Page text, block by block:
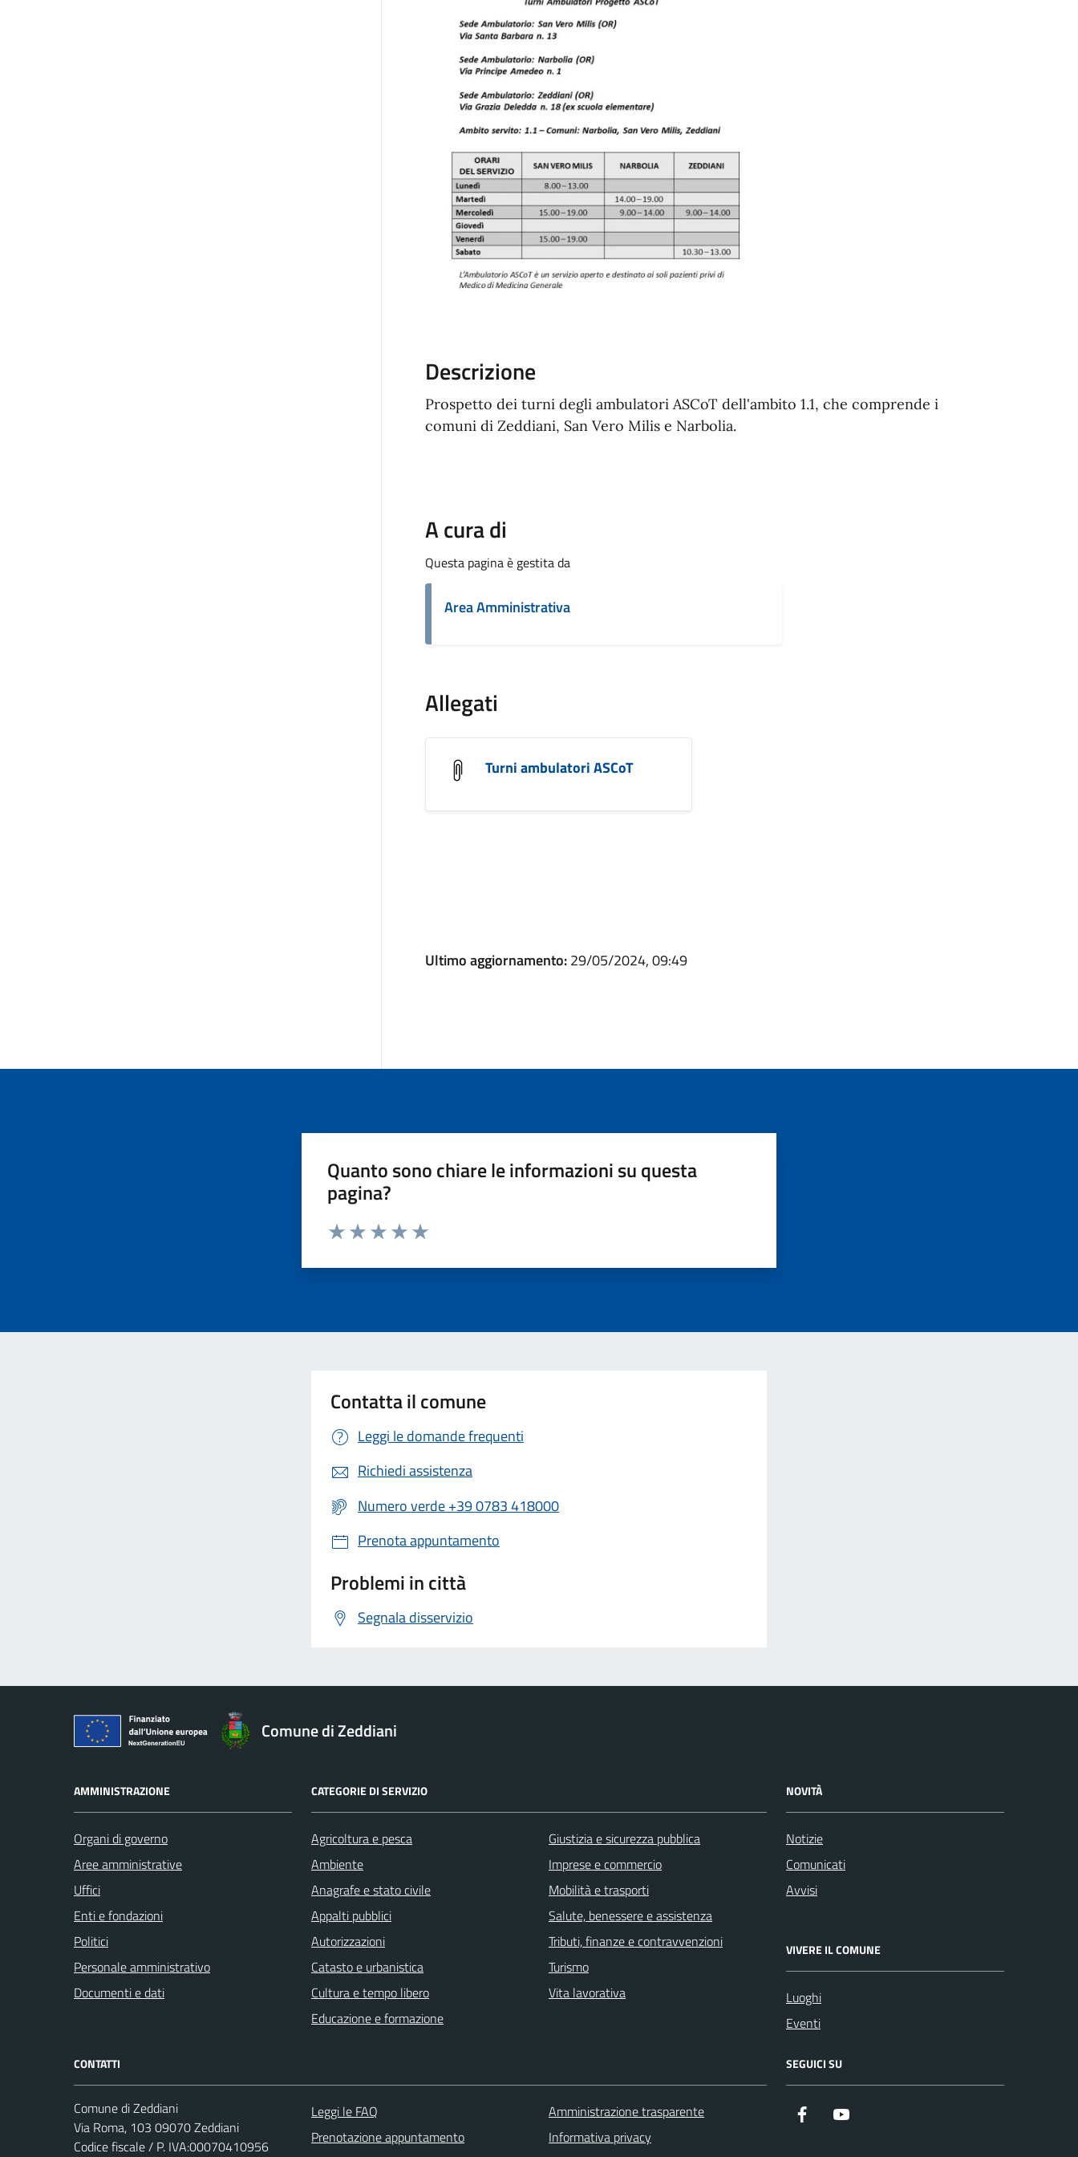
Descrizione
Prospetto dei turni degli ambulatori ASCoT dell'ambito 1.1, che comprende i
comuni di Zeddiani, San Vero Milis e Narbolia.
A cura di
Questa pagina è gestita da
Area Amministrativa
Allegati
Turni ambulatori ASCoT
Ultimo aggiornamento:29/05/2024, 09:49
Quanto sono chiare le informazioni su questa
pagina?
Contatta il comune
Leggi le domande frequenti
Richiedi assistenza
Numero verde +39 0783 418000
Prenota appuntamento
Problemi in città
Segnala disservizio
Comune di Zeddiani
AMMINISTRAZIONE
Organi di governo
Aree amministrative
Uffici
Enti e fondazioni
Politici
Personale amministrativo
Documenti e dati
CATEGORIE DI SERVIZIO
Agricoltura e pesca
Ambiente
Anagrafe e stato civile
Appalti pubblici
Autorizzazioni
Catasto e urbanistica
Cultura e tempo libero
Educazione e formazione
Giustizia e sicurezza pubblica
Imprese e commercio
Mobilità e trasporti
Salute, benessere e assistenza
Tributi, finanze e contravvenzioni
Turismo
Vita lavorativa
NOVITÀ
Notizie
Comunicati
Avvisi
VIVERE IL COMUNE
Luoghi
Eventi
CONTATTI
Comune di Zeddiani
Via Roma, 103 09070 Zeddiani
Codice fiscale / P. IVA:00070410956
Leggi le FAQ
Prenotazione appuntamento
Amministrazione trasparente
Informativa privacy
SEGUICI SU
Facebook